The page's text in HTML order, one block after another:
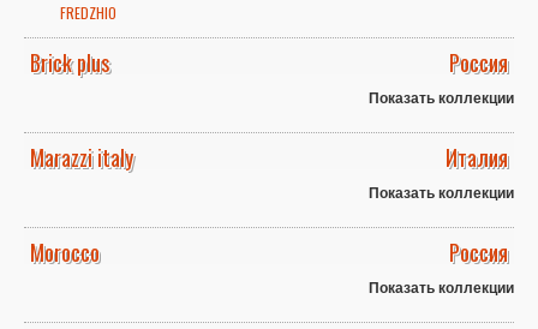
FREDZHIO
Brick plus Россия
Показать коллекции
Marazzi italy Италия
Показать коллекции
Morocco Россия
Показать коллекции